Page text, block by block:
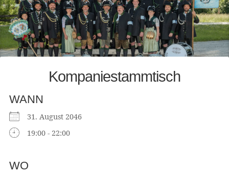
Kompaniestammtisch
WANN
31. August 2046
19:00 - 22:00
WO